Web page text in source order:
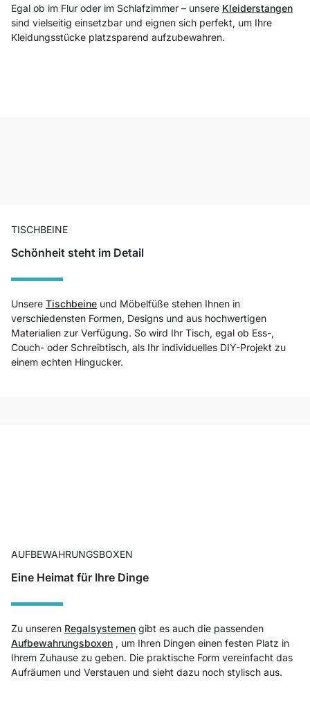
Egal ob im Flur oder im Schlafzimmer – unsere Kleiderstangen
sind vielseitig einsetzbar und eignen sich perfekt, um Ihre
Kleidungsstücke platzsparend aufzubewahren.
TISCHBEINE
Schönheit steht im Detail
Unsere Tischbeine und Möbelfüße stehen Ihnen in
verschiedensten Formen, Designs und aus hochwertigen
Materialien zur Verfügung. So wird Ihr Tisch, egal ob Ess-,
Couch- oder Schreibtisch, als Ihr individuelles DIY-Projekt zu
einem echten Hingucker.
AUFBEWAHRUNGSBOXEN
Eine Heimat für Ihre Dinge
Zu unseren Regalsystemen gibt es auch die passenden
Aufbewahrungsboxen , um Ihren Dingen einen festen Platz in
Ihrem Zuhause zu geben. Die praktische Form vereinfacht das
Aufräumen und Verstauen und sieht dazu noch stylisch aus.